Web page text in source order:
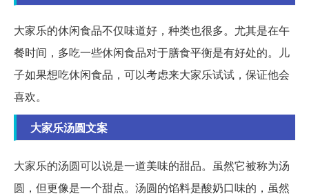
大家乐的休闲食品不仅味道好，种类也很多。尤其是在午
餐时间，多吃一些休闲食品对于膳食平衡是有好处的。儿
子如果想吃休闲食品，可以考虑来大家乐试试，保证他会
喜欢。
大家乐汤圆文案
大家乐的汤圆可以说是一道美味的甜品。虽然它被称为汤
圆，但更像是一个甜点。汤圆的馅料是酸奶口味的，虽然